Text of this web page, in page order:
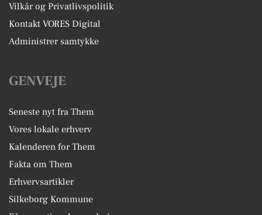
Vilkår og Privatlivspolitik
Kontakt VORES Digital
Administrer samtykke
GENVEJE
Seneste nyt fra Them
Vores lokale erhverv
Kalenderen for Them
Fakta om Them
Erhvervsartikler
Silkeborg Kommune